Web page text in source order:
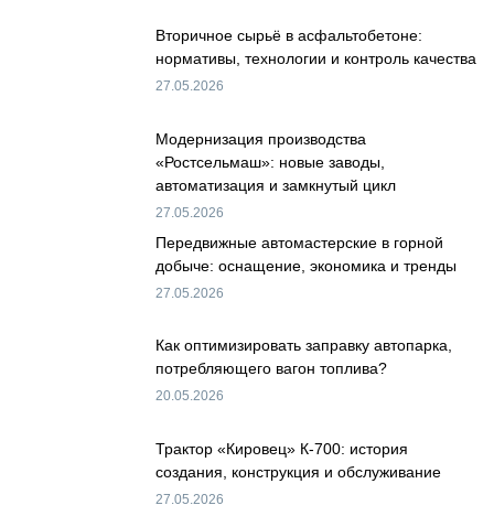
Вторичное сырьё в асфальтобетоне:
нормативы, технологии и контроль качества
27.05.2026
Модернизация производства
«Ростсельмаш»: новые заводы,
автоматизация и замкнутый цикл
27.05.2026
Передвижные автомастерские в горной
добыче: оснащение, экономика и тренды
27.05.2026
Как оптимизировать заправку автопарка,
потребляющего вагон топлива?
20.05.2026
Трактор «Кировец» К-700: история
создания, конструкция и обслуживание
27.05.2026